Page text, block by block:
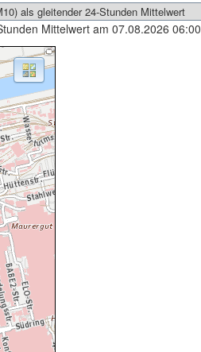
Mittelwert am 07.08.2026 06:00